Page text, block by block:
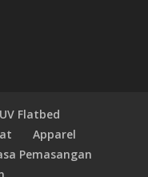
UV Flatbed
Apparel
Pemasangan